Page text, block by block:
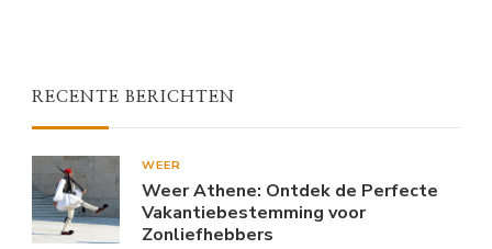
RECENTE BERICHTEN
WEER
Weer Athene: Ontdek de Perfecte
Vakantiebestemming voor
Zonliefhebbers